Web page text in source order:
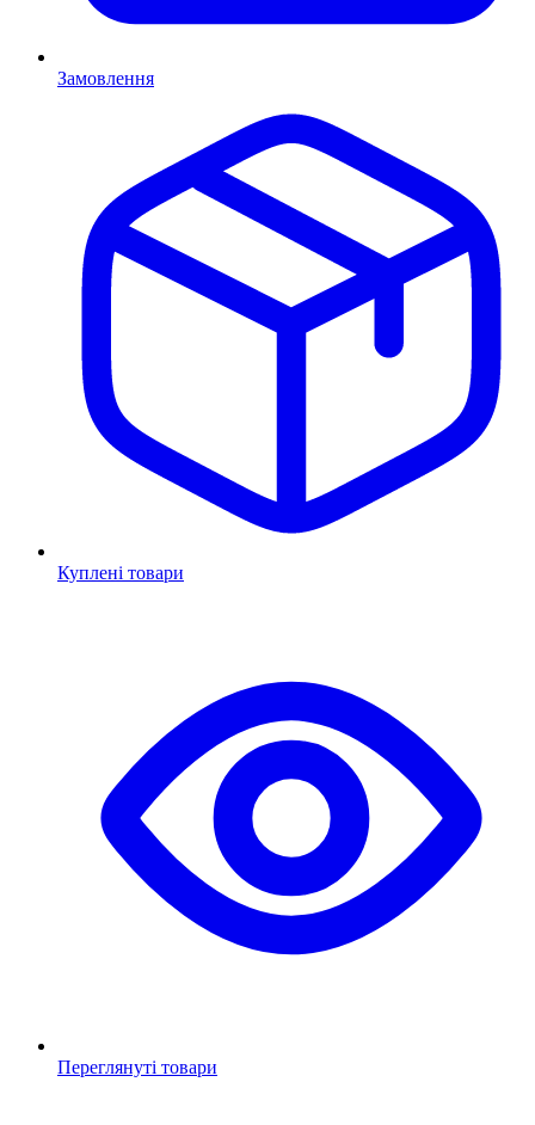
Замовлення
Куплені товари
Переглянуті товари